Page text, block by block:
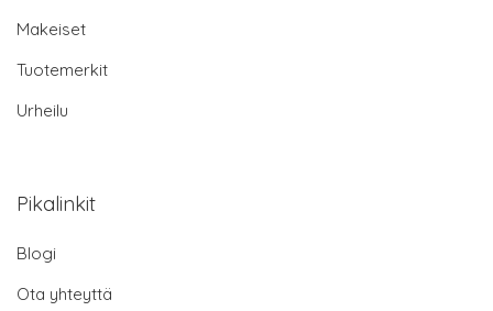
Makeiset
Tuotemerkit
Urheilu
Pikalinkit
Blogi
Ota yhteyttä